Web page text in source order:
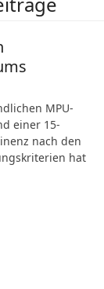
MPU-
einer 15-
nach den
hat